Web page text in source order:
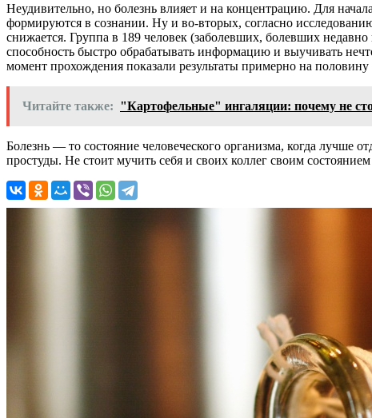
Неудивительно, но болезнь влияет и на концентрацию. Для
формируются в сознании. Ну и во-вторых, согласно
снижается. Группа в 189 человек (заболевших, болевших
способность быстро обрабатывать информацию и выучивать
момент прохождения показали результаты примерно на
Читайте также: "Картофельные" ингаляции: почему не
Болезнь — то состояние человеческого организма, когда лучше
простуды. Не стоит мучить себя и своих коллег своим